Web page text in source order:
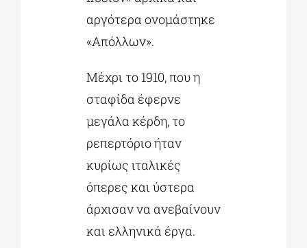
αργότερα ονομάστηκε
«Απόλλων».
Μέχρι το 1910, που η
σταφίδα έφερνε
μεγάλα κέρδη, το
ρεπερτόριο ήταν
κυρίως ιταλικές
όπερες και ύστερα
άρχισαν να ανεβαίνουν
και ελληνικά έργα.